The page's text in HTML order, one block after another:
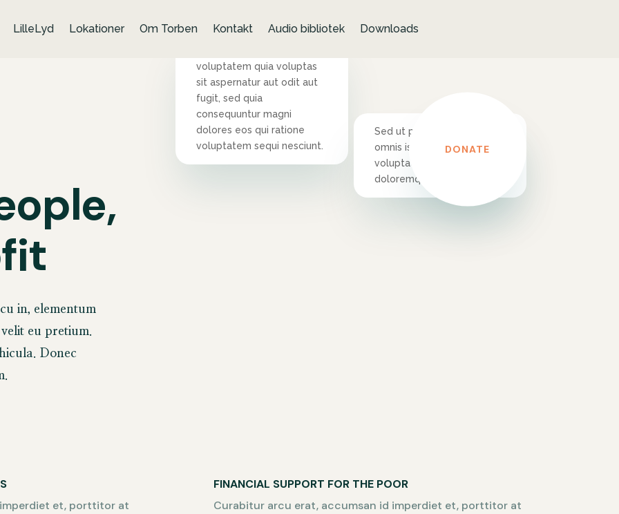
LilleLyd Lokationer Om Torben Kontakt Audio bibliotek Downloads
in, elementum
eu pretium.
Donec
voluptatem quia voluptas
sit aspernatur aut odit aut
fugit, sed quia
consequuntur magni
dolores eos qui ratione
voluptatem sequi nesciunt.
DONATE
Sed ut perspiciatis unde
omnis iste natus error sit
voluptatem accusantium
doloremque laudantium
et, porttitor at
FINANCIAL SUPPORT FOR THE POOR
Curabitur arcu erat, accumsan id imperdiet et, porttitor at